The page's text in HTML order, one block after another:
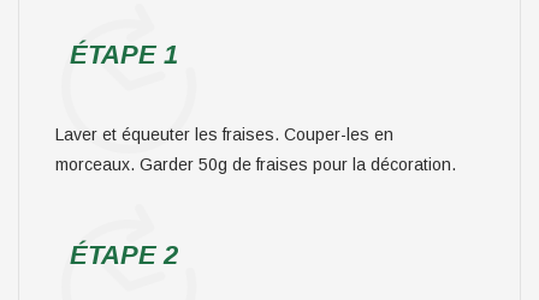
ÉTAPE 1
Laver et équeuter les fraises. Couper-les en
morceaux. Garder 50g de fraises pour la décoration.
ÉTAPE 2